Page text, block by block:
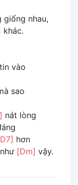
giống nhau,
khác.
tin vào
sao
nát lòng
hơn
[Dm] vậy.